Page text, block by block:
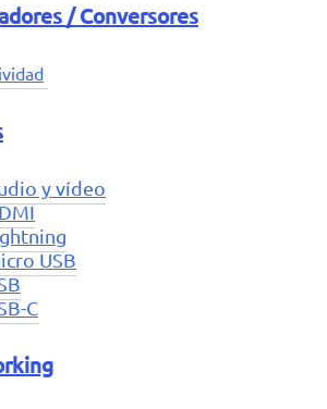
/ Conversores
y vídeo
USB
C